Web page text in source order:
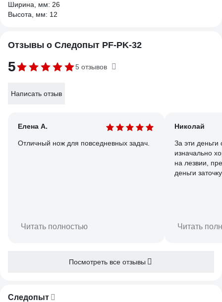
Ширина, мм: 26
Высота, мм: 12
Отзывы о Следопыт PF-PK-32
5 5 отзывов
Написать отзыв
Елена А.
Отличный нож для повседневных задач.
Читать полностью
Николай
За эти деньги
изначально
на лезвии,
деньги
Читать
Посмотреть все отзывы
Следопыт